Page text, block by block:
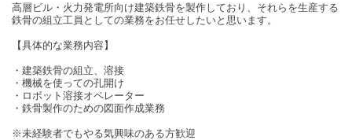
高層ビル・火力発電所向け建築鉄骨を製作しており、それらを生産する
鉄骨の組立工員としての業務をお任せしたいと思います。
【具体的な業務内容】
・建築鉄骨の組立、溶接
・機械を使っての孔開け
・ロボット溶接オペレーター
・鉄骨製作のための図面作成業務
※未経験者でもやる気興味のある方歓迎